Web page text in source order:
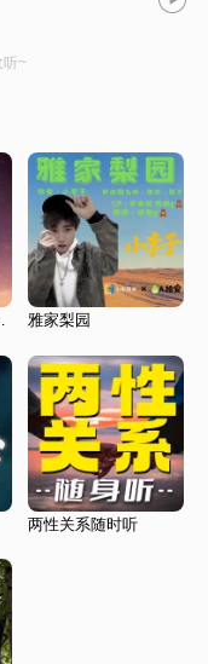
~
些情话 雅家梨园
两性关系随时听